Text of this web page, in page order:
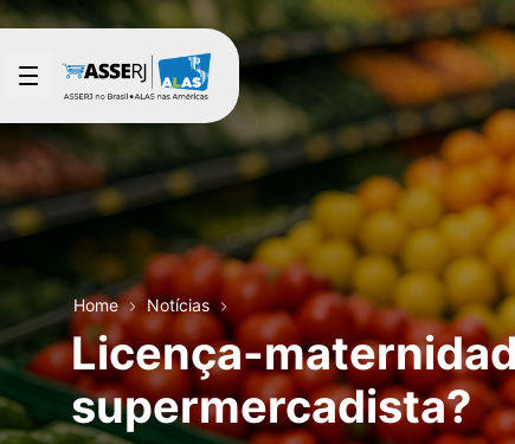
Pular para o Conteúdo principal
Home Notícias
Licença-
supermercadista?